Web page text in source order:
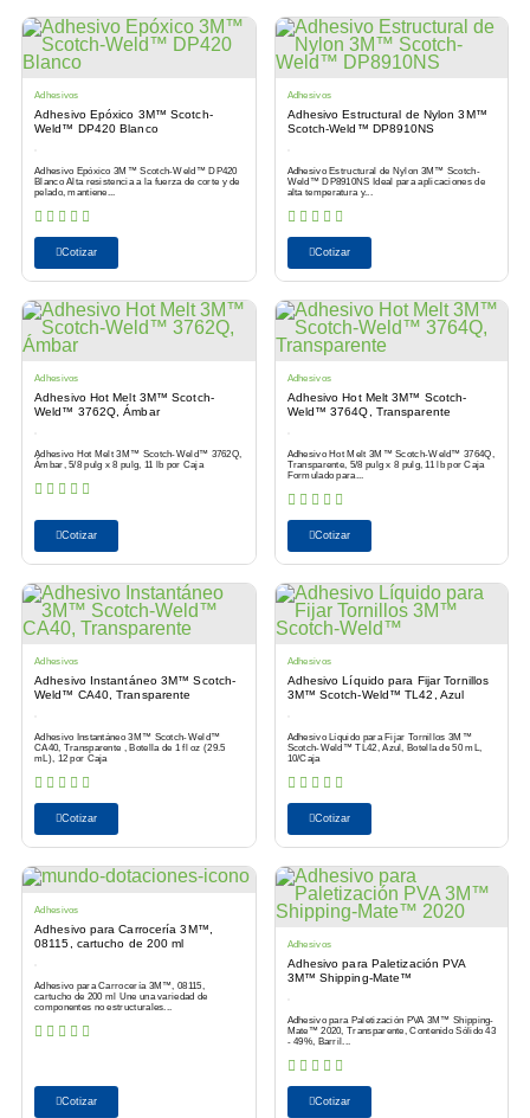
Adhesivos
Adhesivo Epóxico 3M™ Scotch-
Weld™ DP420 Blanco
Adhesivo Epóxico 3M™ Scotch-Weld™ DP420
Blanco Alta resistencia a la fuerza de corte y de
pelado, mantiene...
Cotizar
Adhesivos
Adhesivo Estructural de Nylon 3M™
Scotch-Weld™ DP8910NS
Adhesivo Estructural de Nylon 3M™ Scotch-
Weld™ DP8910NS Ideal para aplicaciones de
alta temperatura y...
Cotizar
Adhesivos
Adhesivo Hot Melt 3M™ Scotch-
Weld™ 3762Q, Ámbar
Adhesivo Hot Melt 3M™ Scotch-Weld™ 3762Q,
Ámbar, 5/8 pulg x 8 pulg, 11 lb por Caja
Cotizar
Adhesivos
Adhesivo Hot Melt 3M™ Scotch-
Weld™ 3764Q, Transparente
Adhesivo Hot Melt 3M™ Scotch-Weld™ 3764Q,
Transparente, 5/8 pulg x 8 pulg, 11 lb por Caja
Formulado para...
Cotizar
Adhesivos
Adhesivo Instantáneo 3M™ Scotch-
Weld™ CA40, Transparente
Adhesivo Instantáneo 3M™ Scotch-Weld™
CA40, Transparente , Botella de 1 fl oz (29.5
mL), 12 por Caja
Cotizar
Adhesivos
Adhesivo Líquido para Fijar Tornillos
3M™ Scotch-Weld™ TL42, Azul
Adhesivo Líquido para Fijar Tornillos 3M™
Scotch-Weld™ TL42, Azul, Botella de 50 mL,
10/Caja
Cotizar
Adhesivos
Adhesivo para Carrocería 3M™,
08115, cartucho de 200 ml
Adhesivo para Carrocería 3M™, 08115,
cartucho de 200 ml Une una variedad de
componentes no estructurales...
Cotizar
Adhesivos
Adhesivo para Paletización PVA
3M™ Shipping-Mate™
Adhesivo para Paletización PVA 3M™ Shipping-
Mate™ 2020, Transparente, Contenido Sólido 43
- 49%, Barril...
Cotizar